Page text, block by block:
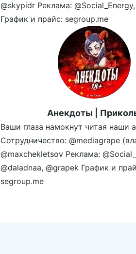
@skypidr Реклама:
График и прайс: segroup.me
Анекдоты |
Ваши глаза намокнут читая наши
Сотрудничество: @mediagrape
@maxchekletsov Реклама:
@daladnaa, @grapek График и
segroup.me